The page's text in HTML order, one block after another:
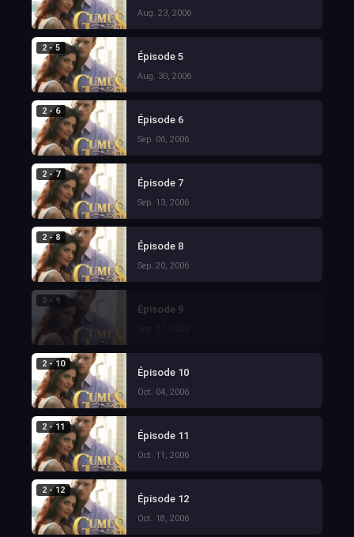
Aug. 23, 2006
2 - 5
Épisode 5
Aug. 30, 2006
2 - 6
Épisode 6
Sep. 06, 2006
2 - 7
Épisode 7
Sep. 13, 2006
2 - 8
Épisode 8
Sep. 20, 2006
2 - 9
Épisode 9
2 - 10
Épisode 10
Oct. 04, 2006
2 - 11
Épisode 11
Oct. 11, 2006
2 - 12
Épisode 12
Oct. 18, 2006